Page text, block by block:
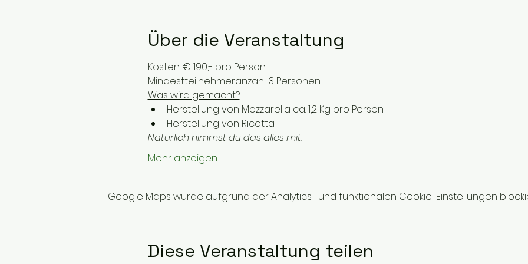
Über die Veranstaltung
Kosten: € 190,- pro Person
Mindestteilnehmeranzahl: 3 Personen
Was wird gemacht?
Herstellung von Mozzarella ca. 1,2 Kg pro Person.
Herstellung von Ricotta.
Natürlich nimmst du das alles mit.
Mehr anzeigen
Google Maps wurde aufgrund der Analytics- und funktionalen Cookie-Einstellungen
Diese Veranstaltung teilen